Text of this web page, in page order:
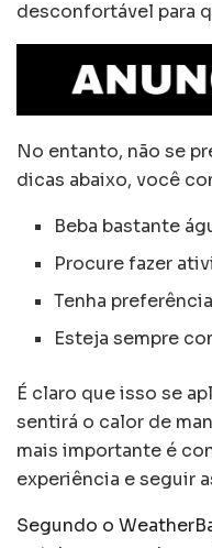
desconfortável para
No entanto, não se
dicas abaixo, você
Beba bastante
Procure fazer
Tenha
Esteja sempre
É claro que isso se
sentirá o calor de
mais importante é
experiência e seguir
Segundo o